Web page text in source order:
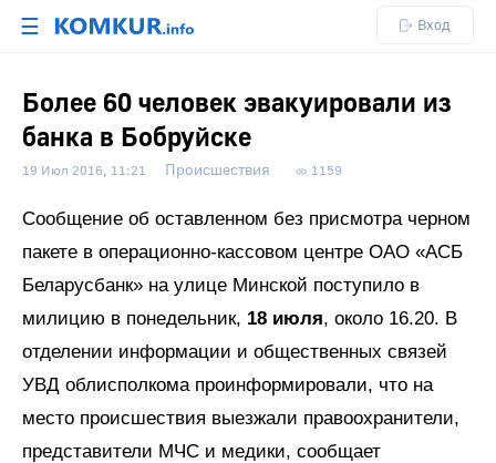
☰ Вход
Более 60 человек эвакуировали из
банка в Бобруйске
19 Июл 2016, 11:21 Происшествия 1159
Сообщение об оставленном без присмотра черном
пакете в операционно-кассовом центре ОАО «АСБ
Беларусбанк» на улице Минской поступило в
милицию в понедельник, 18 июля, около 16.20. В
отделении информации и общественных связей
УВД облисполкома проинформировали, что на
место происшествия выезжали правоохранители,
представители МЧС и медики, сообщает